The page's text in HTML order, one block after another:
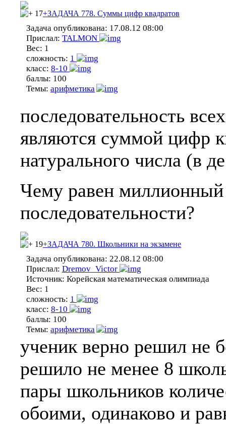
17+ЗАДАЧА 778. Суммы цифр квадратов
Задача опубликована: 17.08.12 08:00
Прислал: TALMON
Вес: 1
сложность: 1
класс: 8-10
баллы: 100
Темы: арифметика
последовательность
являются суммой цифр
натурального числа (в
Чему равен миллионный
последовательности?
19+ЗАДАЧА 780. Школьники на экзамене
Задача опубликована: 22.08.12 08:00
Прислал: Dremov_Victor
Источник: Корейская математическая олимпиада
Вес: 1
сложность: 1
класс: 8-10
баллы: 100
Темы: арифметика
ученик верно решил не
решило не менее 8
пары школьников
обоими, одинаково и